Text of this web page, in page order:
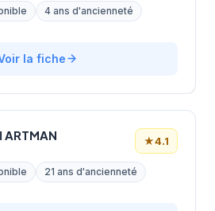
4 ans d'ancienneté
la fiche
ARTMAN ★4.1
21 ans d'ancienneté